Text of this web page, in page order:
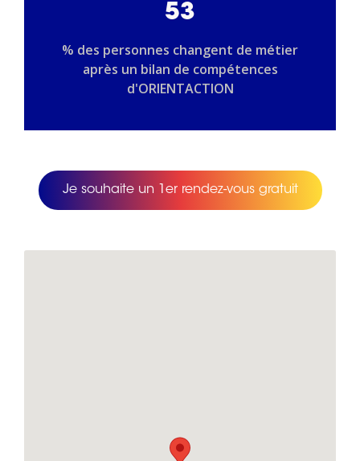
53
% des personnes changent de métier
après un bilan de compétences
d'ORIENTACTION
Je souhaite un 1er rendez-vous gratuit